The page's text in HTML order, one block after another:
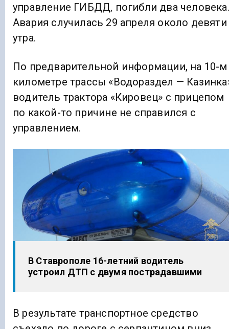
управление ГИБДД, погибли два человека.
Авария случилась 29 апреля около девяти
утра.
По предварительной информации, на 10-м
километре трассы «Водораздел —
водитель трактора «Кировец» с прицепом
по какой-то причине не справился с
управлением.
В Ставрополе 16-летний водитель
устроил ДТП с двумя пострадавшими
В результате транспортное средство